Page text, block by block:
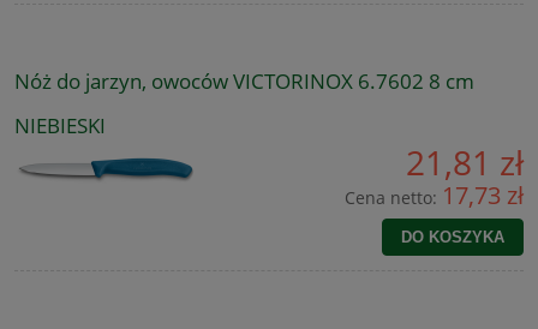
Nóż do jarzyn, owoców VICTORINOX 6.7602 8 cm
NIEBIESKI
21,81 zł
Cena netto: 17,73 zł
DO KOSZYKA